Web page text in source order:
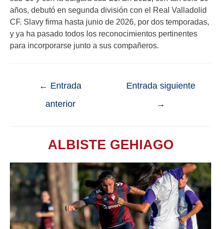
años, debutó en segunda división con el Real Valladolid
CF. Slavy firma hasta junio de 2026, por dos temporadas,
y ya ha pasado todos los reconocimientos pertinentes
para incorporarse junto a sus compañeros.
← Entrada
anterior
Entrada siguiente
→
ALBISTE GEHIAGO